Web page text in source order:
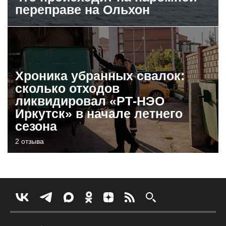
переправе на Ольхон
Хроника убранных свалок:
сколько отходов
ликвидировал «РТ-НЭО
Иркутск» в начале летнего
сезона
2 отзыва